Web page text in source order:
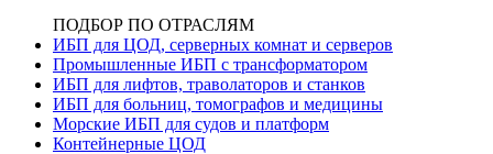
ПОДБОР ПО ОТРАСЛЯМ
ИБП для ЦОД, серверных комнат и серверов
Промышленные ИБП с трансформатором
ИБП для лифтов, траволаторов и станков
ИБП для больниц, томографов и медицины
Морские ИБП для судов и платформ
Контейнерные ЦОД